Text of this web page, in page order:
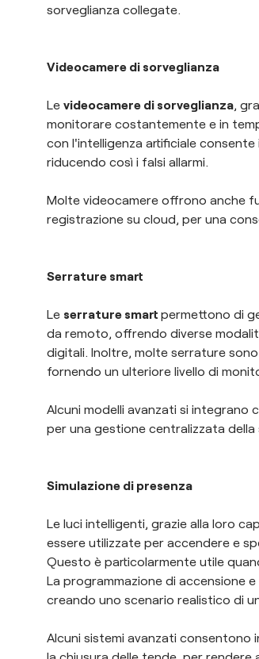
sorveglianza collegate.
Videocamere di sorveglianza
Le videocamere di sorveglianza ,
monitorare costantemente e in
con l'intelligenza artificiale
riducendo così i falsi allarmi.
Molte videocamere offrono anche
registrazione su cloud, per una
Serrature smart
Le serrature smart permettono di
da remoto, offrendo diverse
digitali. Inoltre, molte serrature
fornendo un ulteriore livello di
Alcuni modelli avanzati si integrano
per una gestione centralizzata della
Simulazione di presenza
Le luci intelligenti, grazie alla loro
essere utilizzate per accendere e
Questo è particolarmente utile
La programmazione di accensione
creando uno scenario realistico di
Alcuni sistemi avanzati